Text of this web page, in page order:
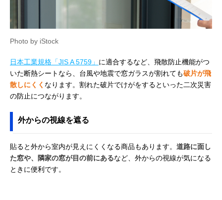
Photo by iStock
日本工業規格「JIS A 5759」 に適合するなど、飛散防止機能がつ
いた断熱シートなら、台風や地震で窓ガラスが割れても破片が飛
散しにくく なります。割れた破片でけがをするといった二次災害
の防止につながります。
外からの視線を遮る
貼ると外から室内が見えにくくなる商品もあります。 道路に面し
た窓や、隣家の窓が目の前にあるなど、外からの視線が気になる
ときに便利です。